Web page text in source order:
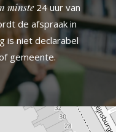
minste24 uur van
de afspraak in
is niet declarabel
gemeente.